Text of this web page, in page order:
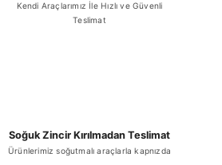
Kendi Araçlarımız İle Hızlı ve Güvenli
Teslimat
Soğuk Zincir Kırılmadan Teslimat
Ürünlerimiz soğutmalı araçlarla kapnızda